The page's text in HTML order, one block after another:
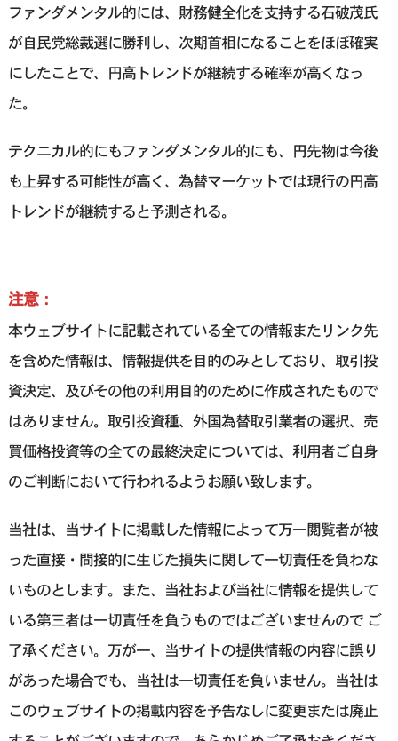
ファンダメンタル的には、財務健全化を支持する石破茂氏
が自民党総裁選に勝利し、次期首相になることをほぼ確実
にしたことで、円高トレンドが継続する確率が高くなっ
た。
テクニカル的にもファンダメンタル的にも、円先物は今後
も上昇する可能性が高く、為替マーケットでは現行の円高
トレンドが継続すると予測される。
注意：
本ウェブサイトに記載されている全ての情報またリンク先
を含めた情報は、情報提供を目的のみとしており、取引投
資決定、及びその他の利用目的のために作成されたもので
はありません。取引投資種、外国為替取引業者の選択、売
買価格投資等の全ての最終決定については、利用者ご自身
のご判断において行われるようお願い致します。
当社は、当サイトに掲載した情報によって万一閲覧者が被
った直接・間接的に生じた損失に関して一切責任を負わな
いものとします。また、当社および当社に情報を提供して
いる第三者は一切責任を負うものではございませんので ご
了承ください。万が一、当サイトの提供情報の内容に誤り
があった場合でも、当社は一切責任を負いません。当社は
このウェブサイトの掲載内容を予告なしに変更または廃止